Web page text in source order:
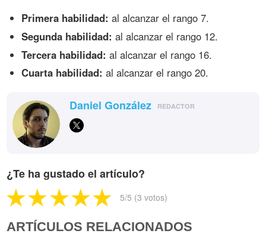
Primera habilidad: al alcanzar el rango 7.
Segunda habilidad: al alcanzar el rango 12.
Tercera habilidad: al alcanzar el rango 16.
Cuarta habilidad: al alcanzar el rango 20.
Daniel González REDACTOR
¿Te ha gustado el artículo?
5/5 (3 votos)
ARTÍCULOS RELACIONADOS